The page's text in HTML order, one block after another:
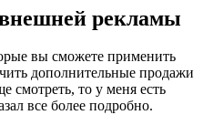
рекламы
вы сможете применить
дополнительные продажи
смотреть, то у меня есть
все более подробно.